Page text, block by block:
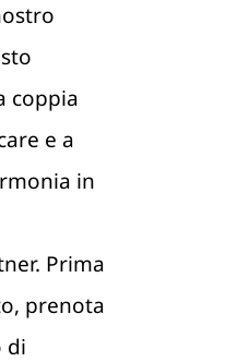
coppia
e a
in
Prima
prenota
di